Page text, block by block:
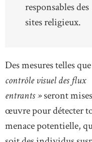
responsables des
sites religieux.
Des mesures telles
contrôle visuel des flux
entrants »seront
œuvre pour détecter
menace potentielle,